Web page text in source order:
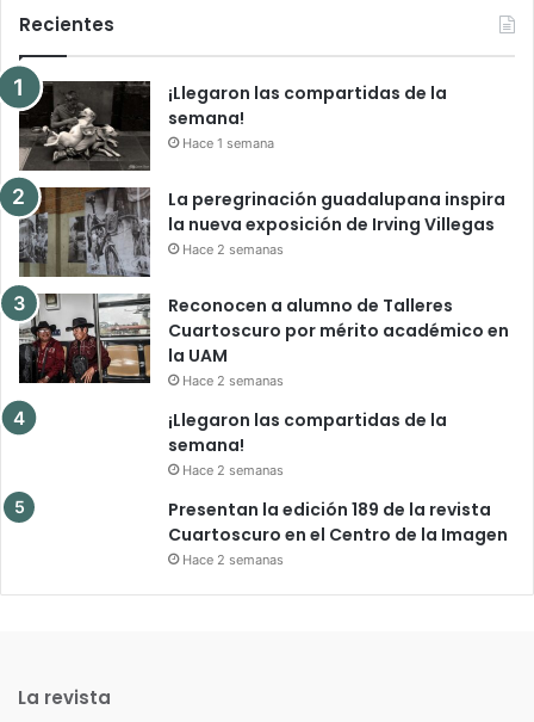
Recientes
¡Llegaron las compartidas de la
semana!
Hace 1 semana
La peregrinación guadalupana inspira
la nueva exposición de Irving Villegas
Hace 2 semanas
Reconocen a alumno de Talleres
Cuartoscuro por mérito académico en
la UAM
Hace 2 semanas
¡Llegaron las compartidas de la
semana!
Hace 2 semanas
Presentan la edición 189 de la revista
Cuartoscuro en el Centro de la Imagen
Hace 2 semanas
La revista